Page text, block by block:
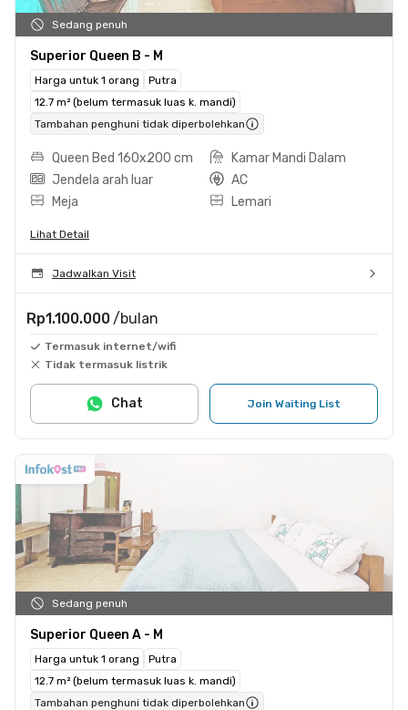
Sedang penuh
Superior Queen B - M
Harga untuk 1 orang
Putra
12.7 m² (belum termasuk luas k. mandi)
Tambahan penghuni tidak diperbolehkan
Queen Bed 160x200 cm
Kamar Mandi Dalam
Jendela arah luar
AC
Meja
Lemari
Lihat Detail
Jadwalkan Visit
Rp1.100.000 /bulan
Termasuk internet/wifi
Tidak termasuk listrik
Join Waiting List
Chat
Sedang penuh
Superior Queen A - M
Harga untuk 1 orang
Putra
12.7 m² (belum termasuk luas k. mandi)
Tambahan penghuni tidak diperbolehkan